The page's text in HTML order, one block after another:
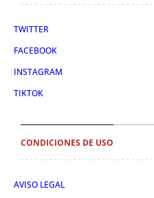
TWITTER
FACEBOOK
INSTAGRAM
TIKTOK
CONDICIONES DE USO
AVISO LEGAL